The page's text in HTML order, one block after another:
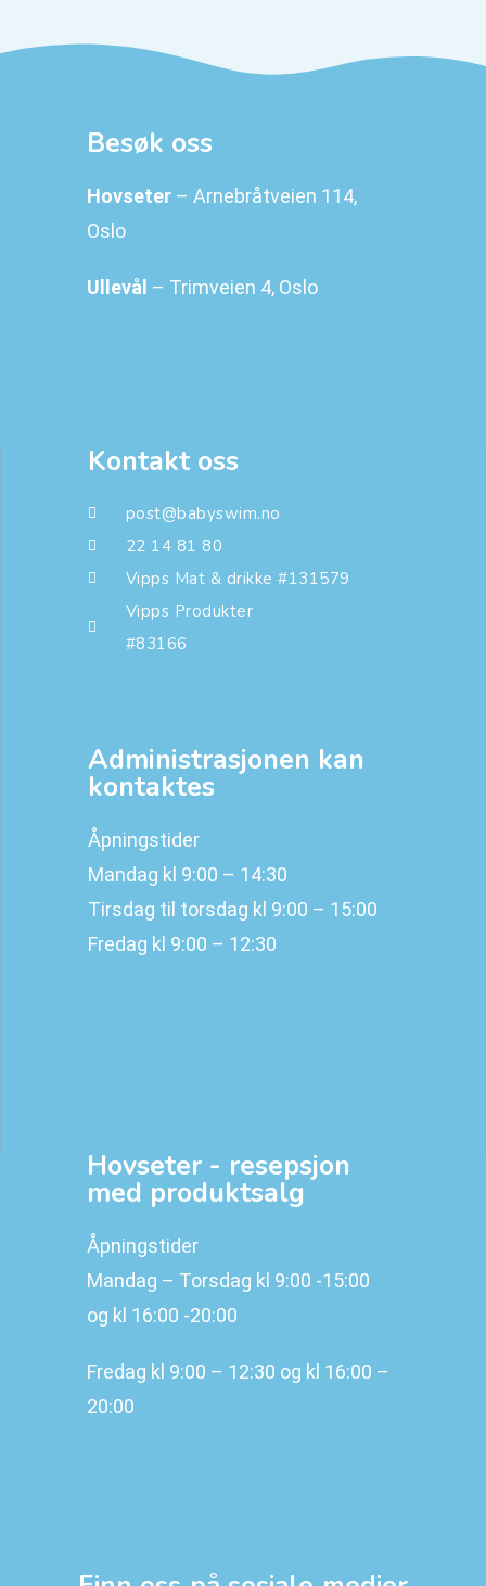
Besøk oss
Hovseter – Arnebråtveien 114,
Oslo
Ullevål – Trimveien 4, Oslo
Kontakt oss
post@babyswim.no
22 14 81 80
Vipps Mat & drikke #131579
Vipps Produkter
#83166
Administrasjonen kan
kontaktes
Åpningstider
Mandag kl 9:00 – 14:30
Tirsdag til torsdag kl 9:00 – 15:00
Fredag kl 9:00 – 12:30
Hovseter - resepsjon
med produktsalg
Åpningstider
Mandag – Torsdag kl 9:00 -15:00
og kl 16:00 -20:00
Fredag kl 9:00 – 12:30 og kl 16:00 –
20:00